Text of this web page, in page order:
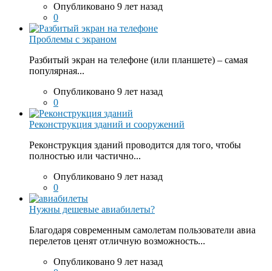
Опубликовано 9 лет назад
0
Проблемы с экраном
Разбитый экран на телефоне (или планшете) – самая
популярная...
Опубликовано 9 лет назад
0
Реконструкция зданий и сооружений
Реконструкция зданий проводится для того, чтобы
полностью или частично...
Опубликовано 9 лет назад
0
Нужны дешевые авиабилеты?
Благодаря современным самолетам пользователи авиа
перелетов ценят отличную возможность...
Опубликовано 9 лет назад